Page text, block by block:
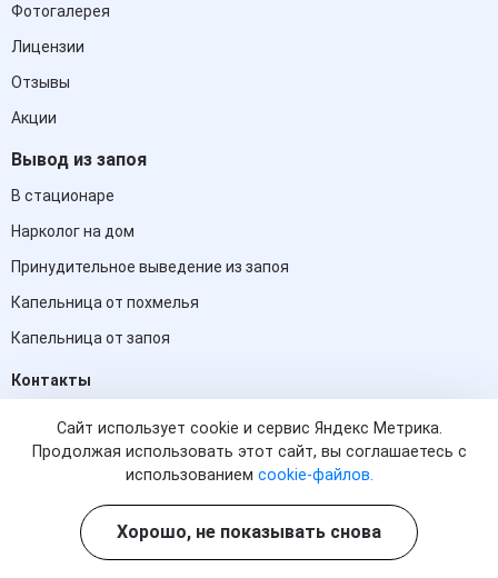
Фотогалерея
Лицензии
Отзывы
Акции
Вывод из запоя
В стационаре
Нарколог на дом
Принудительное выведение из запоя
Капельница от похмелья
Капельница от запоя
Контакты
8 (800) 302-73-25
(информационная служба)
tambov@med-ug.clinic
Сайт использует cookie и сервис Яндекс Метрика.
Продолжая использовать этот сайт, вы соглашаетесь с
использованием cookie-файлов.
Хорошо, не показывать снова